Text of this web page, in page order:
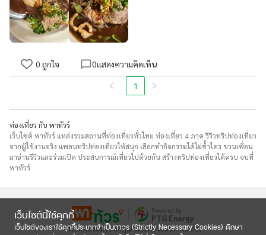
เว็บไซต์นี้ใช้คุกกี้
เว็บไซต์ของเราใช้คุกกี้ประเภทจำเป็นถาวร (Strictly Necessary Cookies) ศึกษา
0 ถูกใจ 0แสดงความคิดเห็น
1
ท่องเที่ยว กับ พาทัวร์
เว็บไซต์ พาทัวร์ แหล่งรวมสถานที่ท่องเที่ยวทั่วไทย ท่องเที่ยว 4 ภาค รีวิวทริปท่องเที่ยว
จากผู้ใช้งานจริง แพลนทริปท่องเที่ยวให้สนุก เลือกทำกิจกรรมได้ไม่ซ้ำใคร ชวนเพื่อน
มาอ่านรีวิวและร่วมเปิด ประสบการณ์เที่ยวไปด้วยกัน สร้างทริปท่องเที่ยวได้ครบ จบที่
พาทัวร์
Powered By
PTG Energy
แพลตฟอร์มที่จะพาคุณไปเปิดประสบการณ์การ